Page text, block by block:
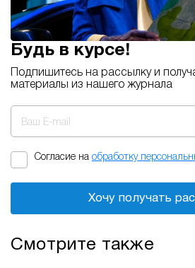
Будь в курсе!
Подпишитесь на рассылку и
материалы из нашего журнала
Ваш E-mail
Согласие на обработку
Хочу получать
Смотрите также